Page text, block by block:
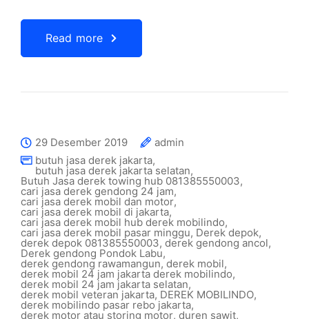
Read more
29 Desember 2019
admin
butuh jasa derek jakarta,
butuh jasa derek jakarta selatan,
Butuh Jasa derek towing hub 081385550003,
cari jasa derek gendong 24 jam,
cari jasa derek mobil dan motor,
cari jasa derek mobil di jakarta,
cari jasa derek mobil hub derek mobilindo,
cari jasa derek mobil pasar minggu, Derek depok,
derek depok 081385550003, derek gendong ancol,
Derek gendong Pondok Labu,
derek gendong rawamangun,derek mobil,
derek mobil 24 jam jakarta derek mobilindo,
derek mobil 24 jam jakarta selatan,
derek mobil veteran jakarta, DEREK MOBILINDO,
derek mobilindo pasar rebo jakarta,
derek motor atau storing motor, duren sawit,